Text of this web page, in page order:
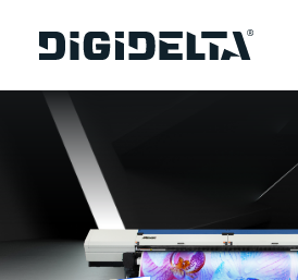
EQUIPAMENTOS
APLICAÇÕES
FINANCIAMENTO
TECNOLOGIA MIMAKI